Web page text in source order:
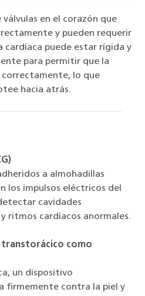
en el corazón que
y pueden requerir
cardíaca puede estar rígida y
para permitir que la
correctamente, lo que
hacia atrás.
a almohadillas
los impulsos eléctricos del
cavidades
ritmos cardíacos anormales.
como
un dispositivo
firmemente contra la piel y